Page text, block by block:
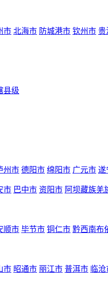
市 北海市 防城港市 钦州市 贵
县级
州市 德阳市 绵阳市 广元市 遂
市 巴中市 资阳市 阿坝藏族羌
顺市 毕节市 铜仁市 黔西南布
市 昭通市 丽江市 普洱市 临